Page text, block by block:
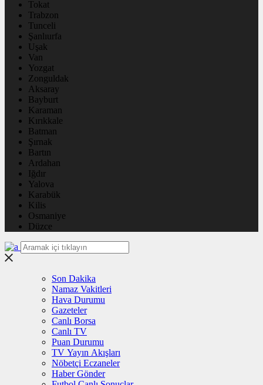
Tokat
Trabzon
Tunceli
Şanlıurfa
Uşak
Van
Yozgat
Zonguldak
Aksaray
Bayburt
Karaman
Kırıkkale
Batman
Şırnak
Bartın
Ardahan
Iğdır
Yalova
Karabük
Kilis
Osmaniye
Düzce
Son Dakika
Namaz Vakitleri
Hava Durumu
Gazeteler
Canlı Borsa
Canlı TV
Puan Durumu
TV Yayın Akışları
Nöbetçi Eczaneler
Haber Gönder